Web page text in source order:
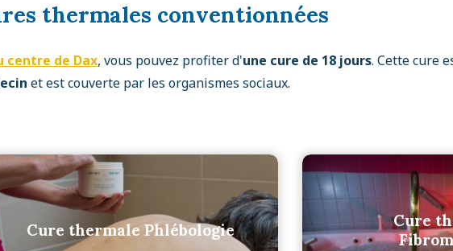
thermales conventionnées
de Dax, vous pouvez profiter d'une cure de 18 jours. Cette cure
et est couverte par les organismes sociaux.
Cure thermale Phlébologie
Cure